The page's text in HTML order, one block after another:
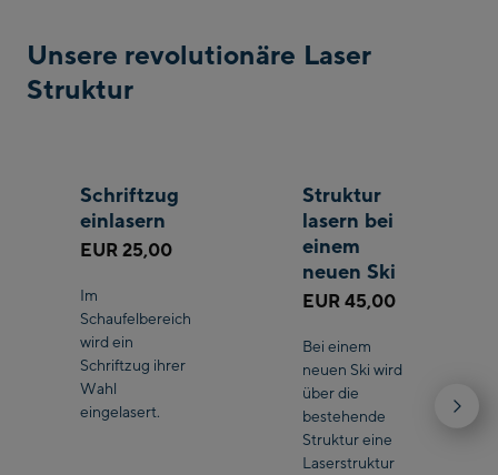
Unsere revolutionäre Laser
Struktur
Schriftzug
einlasern
EUR 25,00
Im
Schaufelbereich
wird ein
Schriftzug ihrer
Wahl
eingelasert.
Struktur
lasern bei
einem
neuen Ski
EUR 45,00
Bei einem
neuen Ski wird
über die
bestehende
Struktur eine
Laserstruktur